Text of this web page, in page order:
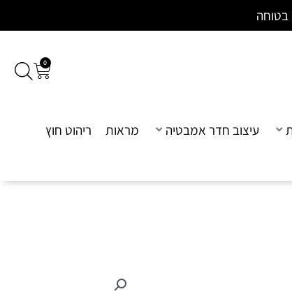
בטוחה
0
עגלת
קניות
עיצוב חדר אמבטיה מראות
ריהוט חוץ